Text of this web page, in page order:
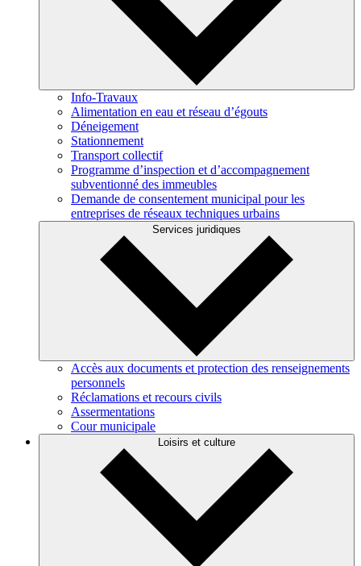
Info-Travaux
Alimentation en eau et réseau d’égouts
Déneigement
Stationnement
Transport collectif
Programme d’inspection et d’accompagnement
subventionné des immeubles
Demande de consentement municipal pour les
entreprises de réseaux techniques urbains
Services juridiques
Accès aux documents et protection des renseignements
personnels
Réclamations et recours civils
Assermentations
Cour municipale
Loisirs et culture